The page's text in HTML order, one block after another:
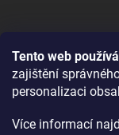
Tento web
zajištění
personalizaci
Více informací